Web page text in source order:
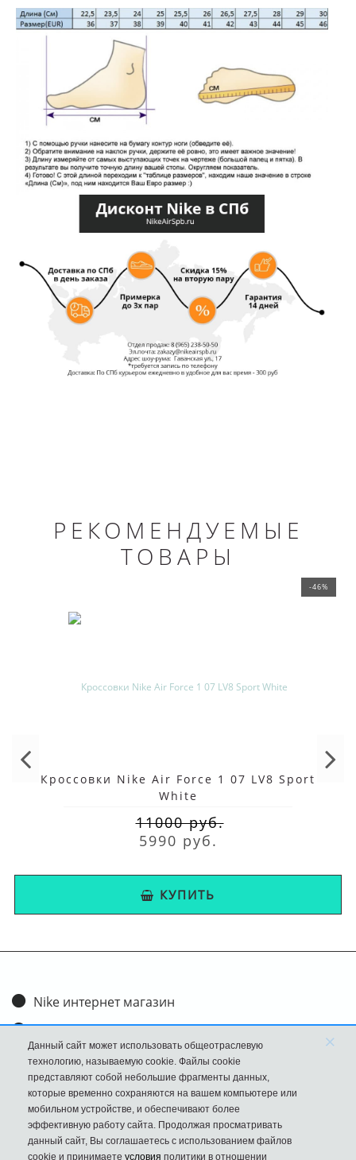
РЕКОМЕНДУЕМЫЕ
ТОВАРЫ
-46%
Кроссовки Nike Air Force 1 07 LV8 Sport
White
11000 руб.
5990 руб.
КУПИТЬ
Nike интернет магазин
Доставка и оплата
Обмен и возврат
Размеры
FAQ
Новости
Данный сайт может использовать общеотраслевую
технологию, называемую cookie. Файлы cookie
представляют собой небольшие фрагменты данных,
которые временно сохраняются на вашем компьютере или
мобильном устройстве, и обеспечивают более
эффективную работу сайта. Продолжая просматривать
данный сайт, Вы соглашаетесь с использованием файлов
cookie и принимаете условия политики в отношении
×